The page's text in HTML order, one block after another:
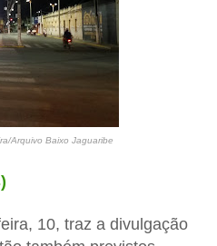
Arquivo Baixo Jaguaribe
10, traz a divulgação